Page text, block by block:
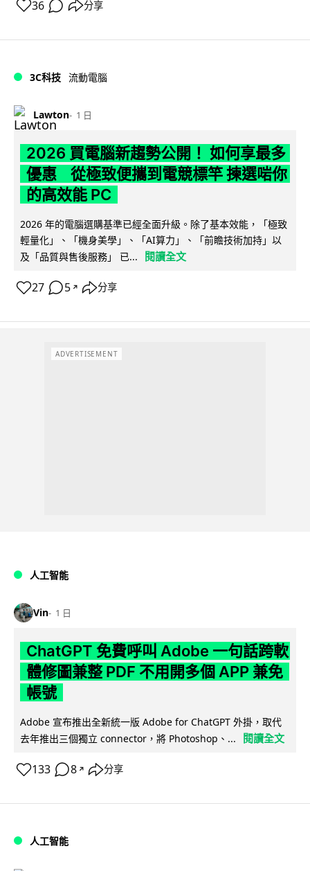
36 分享
3C科技 流動電腦
Lawton 1 日
2026 買電腦新趨勢公開！ 如何享最多
優惠 從極致便攜到電競標竿 揀選啱你
的高效能 PC
2026 年的電腦選購基準已經全面升級。除了基本效能，「極致
輕量化」、「機身美學」、「AI算力」、「前瞻技術加持」以
及「品質與售後服務」 已...
閱讀全文
27 5 ↗ 分享
ADVERTISEMENT
人工智能
Vin 1 日
ChatGPT 免費呼叫 Adobe 一句話跨軟
體修圖兼整 PDF 不用開多個 APP 兼免
帳號
Adobe 宣布推出全新統一版 Adobe for ChatGPT 外掛，取代
去年推出三個獨立 connector，將 Photoshop、...
閱讀全文
133 8 ↗ 分享
人工智能